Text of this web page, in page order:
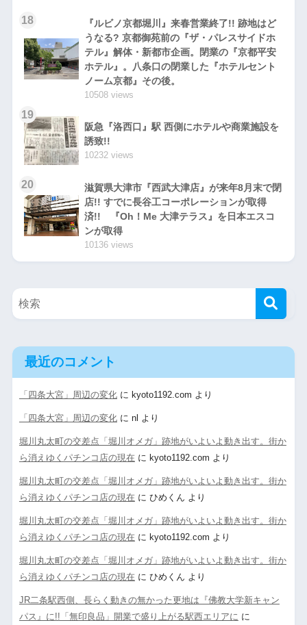
18
『ルビノ京都堀川』来春営業終了!! 跡地はど
うなる? 京都御苑前の『ザ・パレスサイドホ
テル』解体・新都市企画。閉業の『京都平安
ホテル』。八条口の閉業した『ホテルセント
ノーム京都』その後。
10508 views
19
阪急『洛西口』駅 西側にホテルや商業施設を
誘致!!
10232 views
20
滋賀県大津市『西武大津店』が来年8月末で閉
店!! すでに長谷工コーポレーションが取得
済!! 『Oh！Me 大津テラス』を日本エスコ
ンが取得
10136 views
最近のコメント
「四条大宮」周辺の変化に kyoto1192.com より
「四条大宮」周辺の変化に nl より
堀川丸太町の交差点「堀川オメガ」跡地がいよいよ動き出す。街か
ら消えゆくパチンコ店の現在 に kyoto1192.com より
堀川丸太町の交差点「堀川オメガ」跡地がいよいよ動き出す。街か
ら消えゆくパチンコ店の現在 に ひめくん より
堀川丸太町の交差点「堀川オメガ」跡地がいよいよ動き出す。街か
ら消えゆくパチンコ店の現在 に kyoto1192.com より
堀川丸太町の交差点「堀川オメガ」跡地がいよいよ動き出す。街か
ら消えゆくパチンコ店の現在 に ひめくん より
JR二条駅西側、長らく動きの無かった更地は『佛教大学新キャン
パス』に!!「無印良品」開業で盛り上がる駅西エリアに に